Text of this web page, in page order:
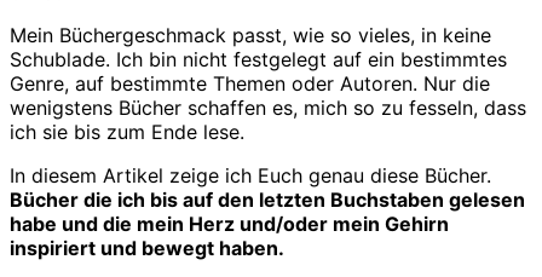
Mein Büchergeschmack passt, wie so vieles, in keine
Schublade. Ich bin nicht festgelegt auf ein bestimmtes
Genre, auf bestimmte Themen oder Autoren. Nur die
wenigstens Bücher schaffen es, mich so zu fesseln, dass
ich sie bis zum Ende lese.
In diesem Artikel zeige ich Euch genau diese Bücher.
Bücher die ich bis auf den letzten Buchstaben gelesen
habe und die mein Herz und/oder mein Gehirn
inspiriert und bewegt haben.